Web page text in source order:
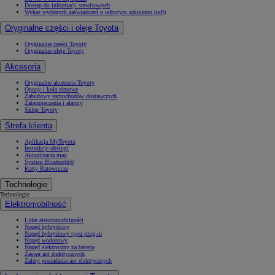
Dostęp do informacji serwisowych
Wykaz wydanych zaświadczeń o odbytym szkoleniu (pdf)
Oryginalne części i oleje Toyota
Oryginalne części Toyoty
Oryginalne oleje Toyoty
Akcesoria
Oryginalne akcesoria Toyoty
Opony i koła zimowe
Zabudowy samochodów dostawczych
Zabezpieczenia i alarmy
Sklep Toyoty
Strefa klienta
Aplikacja MyToyota
Instrukcje obsługi
Aktualizacja map
System Bluetooth®
Karty Ratownicze
Technologie
Technologie
Elektromobilność
Lider elektromobilności
Napęd hybrydowy
Napęd hybrydowy typu plug-in
Napęd wodorowy
Napęd elektryczny na baterię
Zasięg aut elektrycznych
Zalety posiadania aut elektrycznych